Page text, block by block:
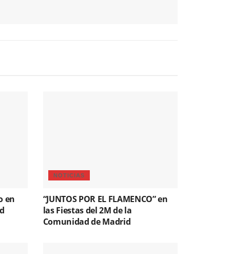
en
NOTICIAS
“JUNTOS POR EL FLAMENCO” en
las Fiestas del 2M de la
Comunidad de Madrid